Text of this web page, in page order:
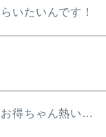
らいたいんです！
お得ちゃん熱い…